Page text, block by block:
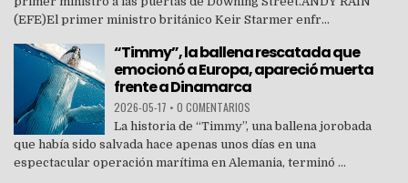
(EFE)El primer ministro británico Keir Starmer enfr...
“Timmy”, la ballena rescatada que
emocionó a Europa, apareció muerta
frente a Dinamarca
2026-05-17 • 0 COMENTARIOS
La historia de “Timmy”, una ballena jorobada
que había sido salvada hace apenas unos días en una
espectacular operación marítima en Alemania, terminó ...